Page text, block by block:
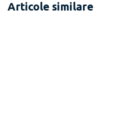
Articole similare